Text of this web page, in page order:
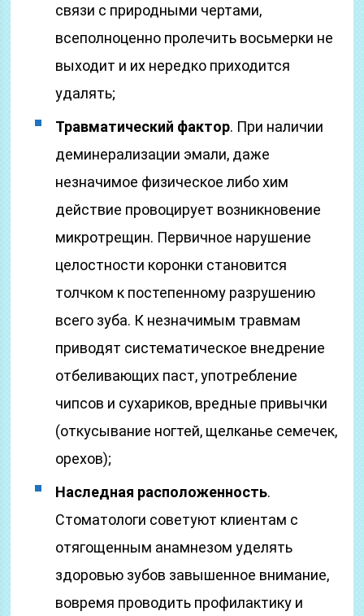
связи с природными чертами,
всеполноценно пролечить восьмерки не
выходит и их нередко приходится
удалять;
Травматический фактор. При наличии
деминерализации эмали, даже
незначимое физическое либо хим
действие провоцирует возникновение
микротрещин. Первичное нарушение
целостности коронки становится
толчком к постепенному разрушению
всего зуба. К незначимым травмам
приводят систематическое внедрение
отбеливающих паст, употребление
чипсов и сухариков, вредные привычки
(откусывание ногтей, щелканье семечек,
орехов);
Наследная расположенность.
Стоматологи советуют клиентам с
отягощенным анамнезом уделять
здоровью зубов завышенное внимание,
вовремя проводить профилактику и